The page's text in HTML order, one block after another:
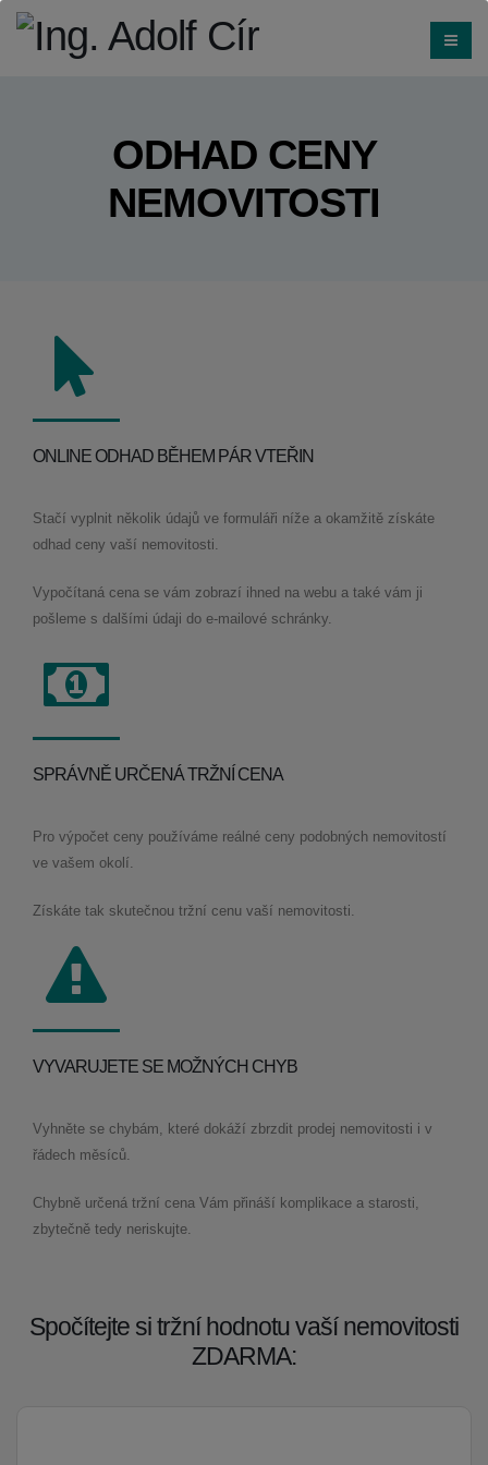
ODHAD CENY
NEMOVITOSTI
ONLINE ODHAD BĚHEM PÁR VTEŘIN
Stačí vyplnit několik údajů ve formuláři níže a okamžitě získáte
odhad ceny vaší nemovitosti.
Vypočítaná cena se vám zobrazí ihned na webu a také vám ji
pošleme s dalšími údaji do e-mailové schránky.
SPRÁVNĚ URČENÁ TRŽNÍ CENA
Pro výpočet ceny používáme reálné ceny podobných nemovitostí
ve vašem okolí.
Získáte tak skutečnou tržní cenu vaší nemovitosti.
VYVARUJETE SE MOŽNÝCH CHYB
Vyhněte se chybám, které dokáží zbrzdit prodej nemovitosti i v
řádech měsíců.
Chybně určená tržní cena Vám přináší komplikace a starosti,
zbytečně tedy neriskujte.
Spočítejte si tržní hodnotu vaší nemovitosti
ZDARMA: